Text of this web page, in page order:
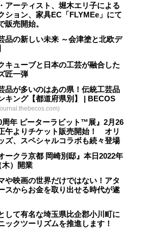
アーティスト、堀木エリ子による
ション、家具EC「FLYMEe」にて
販売開始。
品の新しい未来 ～会津塗と北欧デ
キューブと日本の工芸が融合した
匠一弾
品が多いのはあの県！伝統工芸品
キング【都道府県別】 | BECOS
周年 ピーターラビット™展』2月26
午よりチケット販売開始！ オリ
ズ、スペシャルコラボも続々登場
ークラ京都 岡崎別邸』本日2022年
木）開業
や映画の世界だけではない！アタ
スからお金を取り出せる時代が遂
して有名な埼玉県比企郡小川町に
ックツーリズムを推進します！